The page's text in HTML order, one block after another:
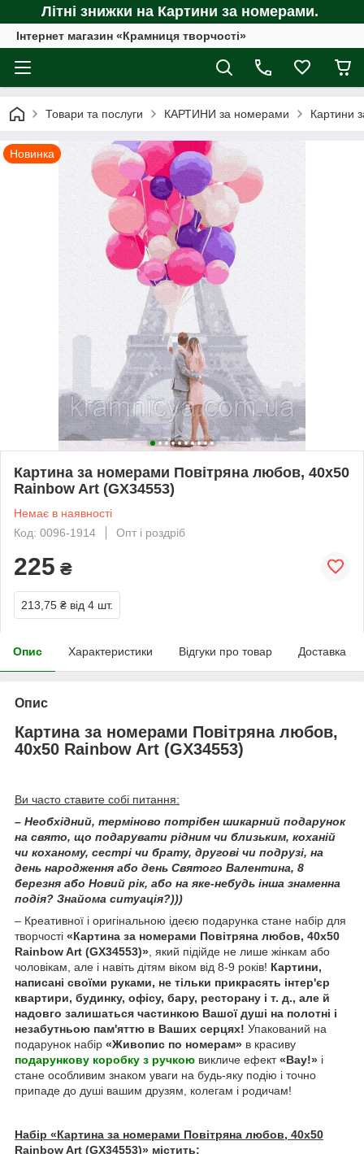
Літні знижки на Картини за номерами.
Інтернет магазин «Крамниця творчості»
Товари та послуги КАРТИНИ за номерами Картини
Новинка
Картина за номерами Повітряна любов, 40х50
Rainbow Art (GX34553)
Немає в наявності
Код: 0096-1914
Опт і роздріб
225 ₴
213,75 ₴ від 4 шт.
Опис Характеристики Відгуки про товар Доставка
Опис
Картина за номерами Повітряна любов,
40х50 Rainbow Art (GX34553)
Ви часто ставите собі питання:
– Необхідний, терміново потрібен шикарний подарунок
на свято, що подарувати рідним чи близьким, коханій
чи коханому, сестрі чи брату, другові чи подрузі, на
день народження або день Святого Валентина, 8
березня або Новий рік, або на яке-небудь інша знаменна
подія? Знайома ситуація?)))
– Креативної і оригінальною ідеєю подарунка стане набір для
творчості «Картина за номерами Повітряна любов, 40х50
Rainbow Art (GX34553)», який підійде не лише жінкам або
чоловікам, але і навіть дітям віком від 8-9 років! Картини,
написані своїми руками, не тільки прикрасять інтер'єр
квартири, будинку, офісу, бару, ресторану і т. д., але й
надовго залишаться частинкою Вашої душі на полотні і
незабутньою пам'яттю в Ваших серцях! Упакований на
подарунок набір «Живопис по номерам» в красиву
подарункову коробку з ручкою викличе ефект«Вау!» і
стане особливим знаком уваги на будь-яку подію і точно
припаде до душі вашим друзям, колегам і родичам!
Набір «Картина за номерами Повітряна любов, 40х50
Rainbow Art (GX34553)» містить: